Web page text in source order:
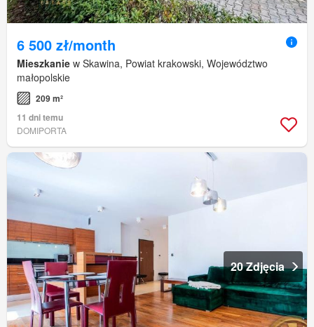
6 500 zł/month
Mieszkanie w Skawina, Powiat krakowski, Województwo
małopolskie
209 m²
11 dni temu
DOMIPORTA
20 Zdjęcia